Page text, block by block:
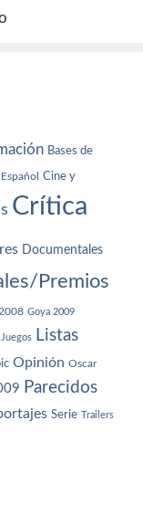
Bases de
Cine y
Crítica
Documentales
Premios
Goya 2009
Juegos Listas
Opinión Oscar
Parecidos
Serie Trailers